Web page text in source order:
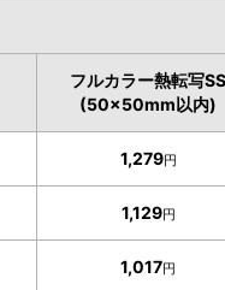
フルカラー熱転写SS
(50×50mm以内)
1,279円
1,129円
1,017円